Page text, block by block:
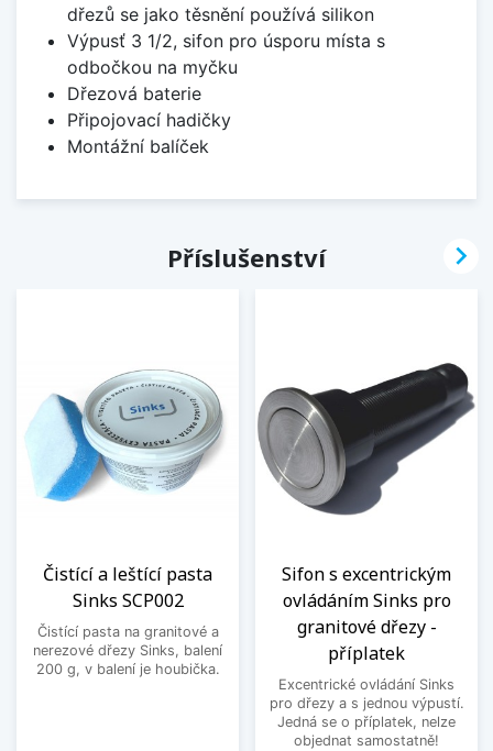
dřezů se jako těsnění používá silikon
Výpusť 3 1/2, sifon pro úsporu místa s
odbočkou na myčku
Dřezová baterie
Připojovací hadičky
Montážní balíček
Příslušenství
Čistící a leštící pasta
Sinks SCP002
Čistící pasta na granitové a
nerezové dřezy Sinks, balení
200 g, v balení je houbička.
Sifon s excentrickým
ovládáním Sinks pro
granitové dřezy -
příplatek
Excentrické ovládání Sinks
pro dřezy a s jednou výpustí.
Jedná se o příplatek, nelze
objednat samostatně!
